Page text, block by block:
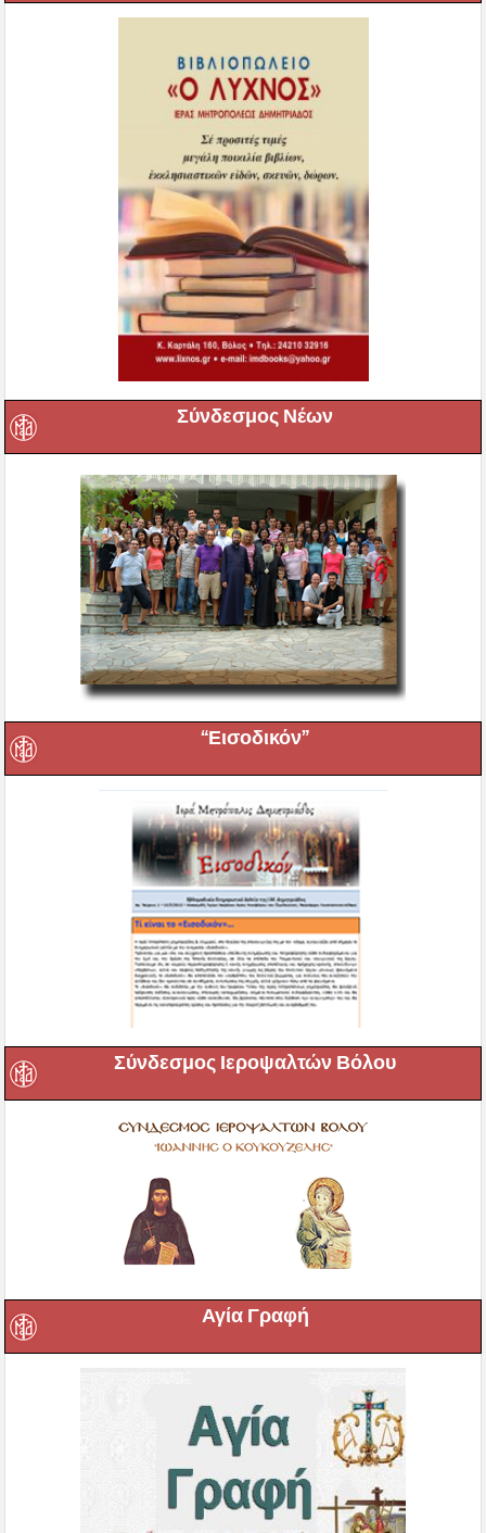
Σύνδεσμος Νέων
“Εισοδικόν”
Σύνδεσμος Ιεροψαλτών Βόλου
Αγία Γραφή